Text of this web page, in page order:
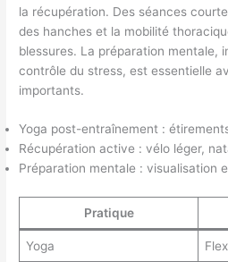
la récupération. Des séances
des hanches et la mobilité
blessures. La préparation mentale,
contrôle du stress, est essentielle
importants.
Yoga post-entraînement :
Récupération active : vélo léger,
Préparation mentale : visualisation
Pratique
Yoga